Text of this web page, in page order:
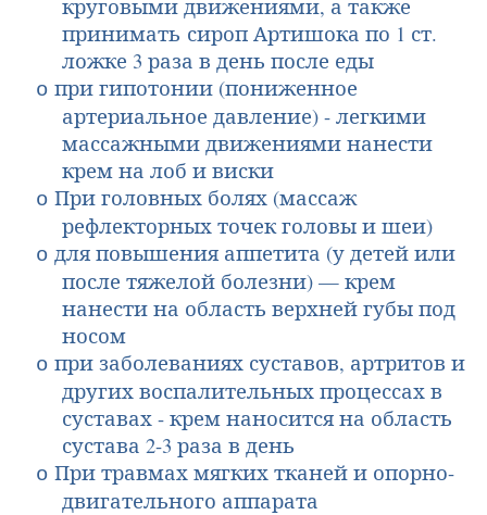
круговыми движениями, а также
принимать сироп Ар­тишока по 1 ст.
ложке 3 раза в день после еды
o при гипотонии (пониженное
артериальное давление) - легкими
массажными дви­жениями нанести
крем на лоб и виски
o При головных болях (массаж
рефлекторных точек головы и шеи)
o для повышения аппетита (у детей или
после тяжелой болезни) — крем
нанести на область верхней губы под
носом
o при заболеваниях суставов, артритов и
других воспалительных процессах в
суста­вах - крем наносится на область
сустава 2-3 раза в день
o При травмах мягких тканей и опорно-
двигательного аппарата